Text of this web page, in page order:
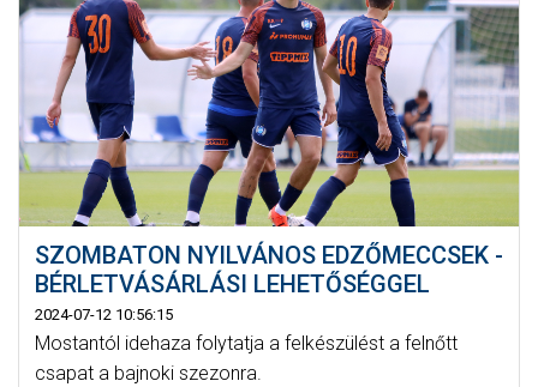
SZOMBATON NYILVÁNOS EDZŐMECCSEK -
BÉRLETVÁSÁRLÁSI LEHETŐSÉGGEL
2024-07-12 10:56:15
Mostantól idehaza folytatja a felkészülést a felnőtt
csapat a bajnoki szezonra.